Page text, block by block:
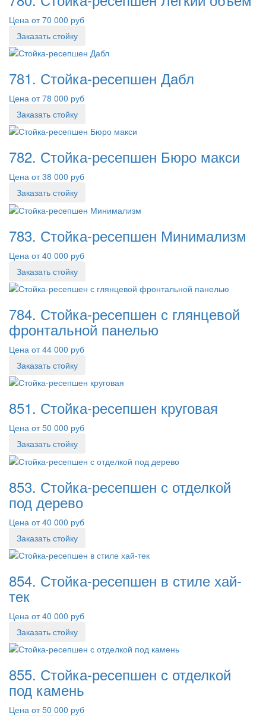
Цена от 70 000 руб
Заказать стойку
781. Стойка-ресепшен Дабл
Цена от 78 000 руб
Заказать стойку
782. Стойка-ресепшен Бюро макси
Цена от 38 000 руб
Заказать стойку
783. Стойка-ресепшен Минимализм
Цена от 40 000 руб
Заказать стойку
784. Стойка-ресепшен с глянцевой
фронтальной панелью
Цена от 44 000 руб
Заказать стойку
851. Стойка-ресепшен круговая
Цена от 50 000 руб
Заказать стойку
853. Стойка-ресепшен с отделкой
под дерево
Цена от 40 000 руб
Заказать стойку
854. Стойка-ресепшен в стиле хай-
тек
Цена от 40 000 руб
Заказать стойку
855. Стойка-ресепшен с отделкой
под камень
Цена от 50 000 руб